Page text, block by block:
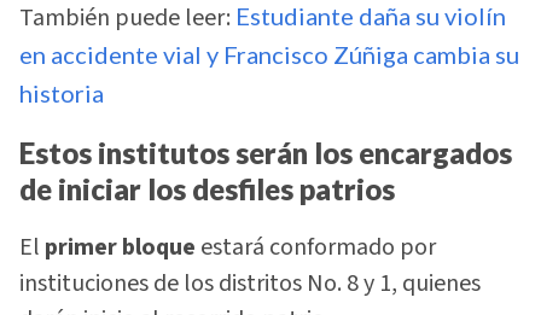
También puede leer: Estudiante daña su violín
en accidente vial y Francisco Zúñiga cambia su
historia
Estos institutos serán los encargados
de iniciar los desfiles patrios
El primer bloque estará conformado por
instituciones de los distritos No. 8 y 1, quienes